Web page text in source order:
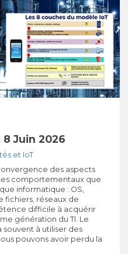
8 Juin 2026
et IoT
des aspects
comportementaux que
informatique : OS,
fichiers, réseaux de
difficile à acquérir
génération du TI. Le
à utiliser des
pouvons avoir perdu la